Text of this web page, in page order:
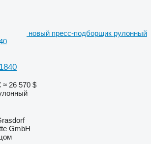
новый пресс-подборщик рулонный
≈ 26 570 $
GmbH